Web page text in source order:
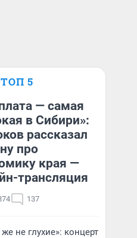
ТОП 5
— самая
в Сибири»:
рассказал
про
края —
трансляция
137
не глухие»: концерт